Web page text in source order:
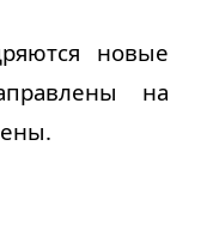
новые
на